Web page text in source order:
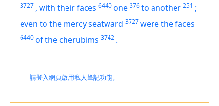
3727 , with their faces 6440one 376to another 251 ;
even to the mercy seatward 3727were the faces
6440of the cherubims 3742 .
請登入網頁啟用私人筆記功能。